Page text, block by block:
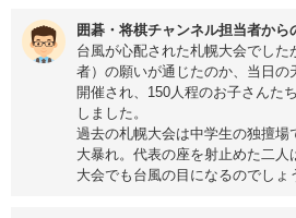
囲碁・将棋チャンネル担当者から
台風が心配された札幌大会でした
者）の願いが通じたのか、当日の
開催され、150人程のお子さんた
しました。
過去の札幌大会は中学生の独擅場
大暴れ。代表の座を射止めた二人
大会でも台風の目になるのでしょ